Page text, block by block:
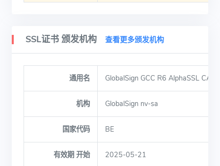
SSL证书 颁发机构 查看更多颁发机构
通用名 GlobalSign GCC R6 AlphaSSL CA
机构 GlobalSign nv-sa
国家代码 BE
有效期 开始 2025-05-21